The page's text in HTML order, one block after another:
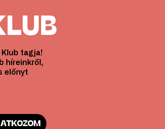
tagja!
híreinkről,
előnyt